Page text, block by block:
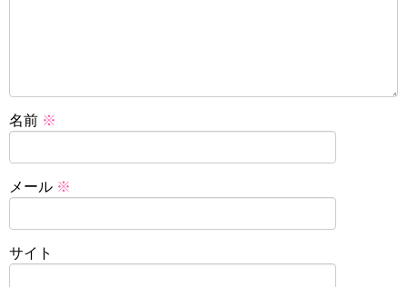
名前 ※
メール ※
サイト